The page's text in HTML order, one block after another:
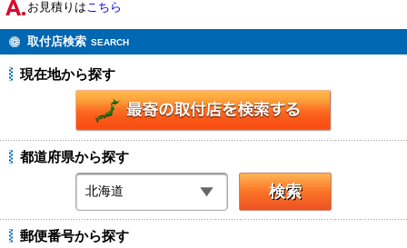
お見積りはこちら
取付店検索 SEARCH
現在地から探す
都道府県から探す
郵便番号から探す